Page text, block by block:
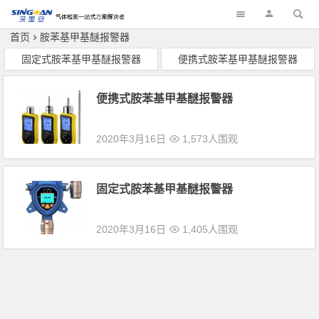
深国安
首页
胺苯基甲基醚报警器
固定式胺苯基甲基醚报警器
便携式胺苯基甲基醚报警器
便携式胺苯基甲基醚报警器
2020年3月16日 1,573人围观
固定式胺苯基甲基醚报警器
2020年3月16日 1,405人围观